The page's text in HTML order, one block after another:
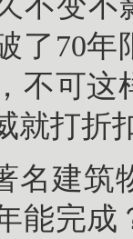
了70
不可
就打折
名建筑
能完